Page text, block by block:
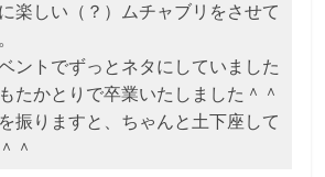
楽しい（？）ムチャブリをさせて
ントでずっとネタにしていました
たかとりで卒業いたしました＾＾
振りますと、ちゃんと土下座して
＾